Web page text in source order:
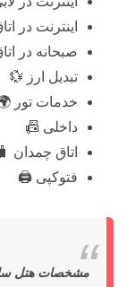
اینترنت در
صبحانه در
تبدیل ارز 💱
خدمات تور
داخلی 📠
اتاق چمدان 🧳
فتوکپی 🖨️
مشخصات هتل